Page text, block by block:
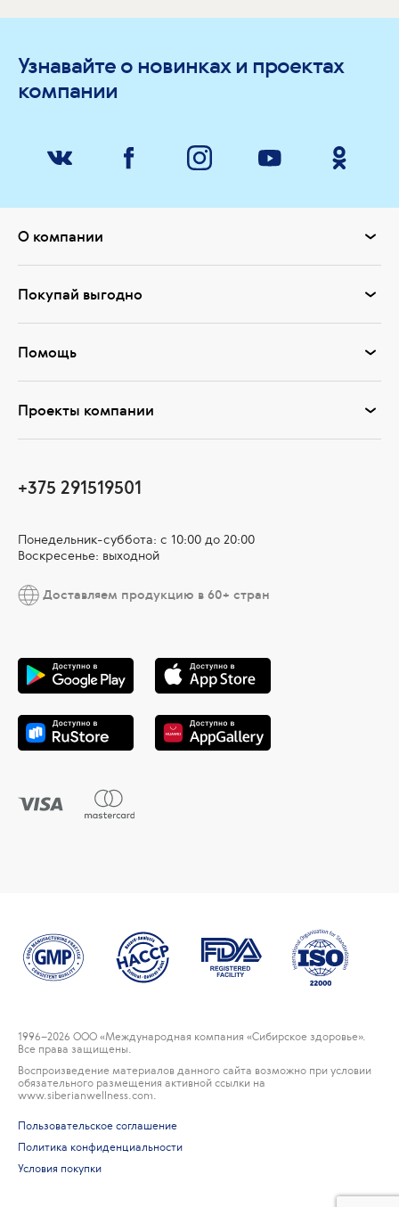
Узнавайте о новинках и проектах
компании
О компании
Покупай выгодно
Помощь
Проекты компании
+375 291519501
Понедельник-суббота: с 10:00 до 20:00
Воскресенье: выходной
Доставляем продукцию в 60+ стран
1996–2026 ООО «Международная компания «Сибирское здоровье».
Все права защищены.
Воспроизведение материалов данного сайта возможно при условии
обязательного размещения активной ссылки на
www.siberianwellness.com.
Пользовательское соглашение
Политика конфиденциальности
Условия покупки